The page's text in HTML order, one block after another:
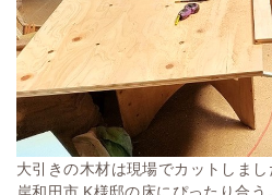
大引きの木材は現場でカットしま
岸和田市 K様邸の床にぴったり合う